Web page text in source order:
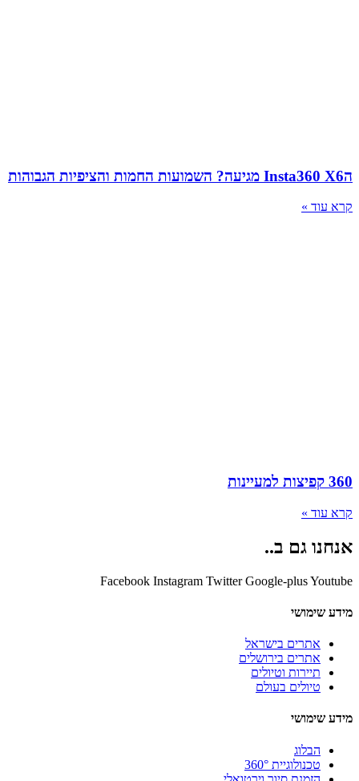
הInsta360 X6 מגיעה? השמועות החמות והציפיות הגבוהות
קרא עוד »
360 קפיצות למעיינות
קרא עוד »
אנחנו גם ב..
Facebook Instagram Twitter Google-plusYoutube
מידע שימושי
אתרים בישראל
אתרים בירושלים
תיירות וטיולים
טיולים בעולם
מידע שימושי
הבלוג
טכנולוגיית 360°